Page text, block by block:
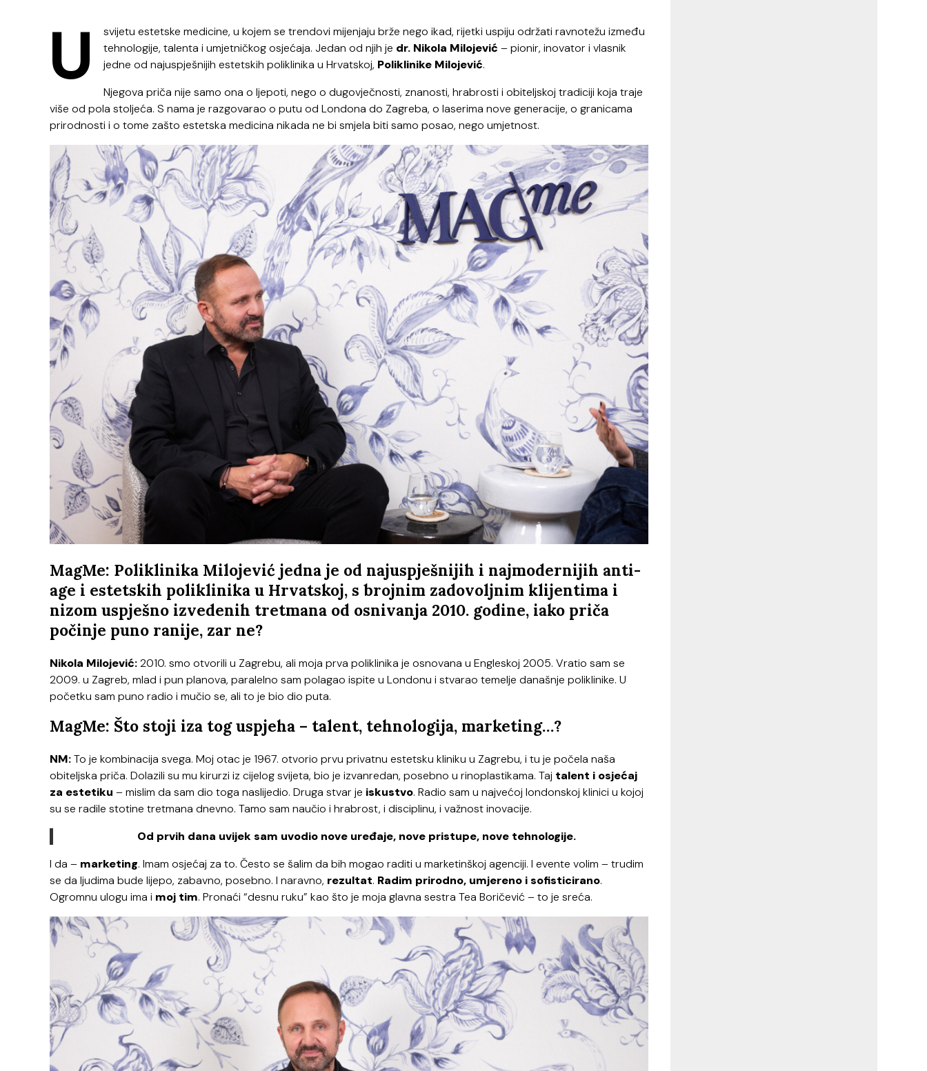
U
svijetu estetske medicine, u kojem se trendovi mijenjaju brže nego ikad, rijetki uspiju održati ravnotežu između
tehnologije, talenta i umjetničkog osjećaja. Jedan od njih je dr. Nikola Milojević – pionir, inovator i vlasnik
jedne od najuspješnijih estetskih poliklinika u Hrvatskoj, Poliklinike Milojević.
Njegova priča nije samo ona o ljepoti, nego o dugovječnosti, znanosti, hrabrosti i obiteljskoj tradiciji koja traje
više od pola stoljeća. S nama je razgovarao o putu od Londona do Zagreba, o laserima nove generacije, o granicama
prirodnosti i o tome zašto estetska medicina nikada ne bi smjela biti samo posao, nego umjetnost.
MagMe: Poliklinika Milojević jedna je od najuspješnijih i najmodernijih anti-
age i estetskih poliklinika u Hrvatskoj, s brojnim zadovoljnim klijentima i
nizom uspješno izvedenih tretmana od osnivanja 2010. godine, iako priča
počinje puno ranije, zar ne?
Nikola Milojević:2010. smo otvorili u Zagrebu, ali moja prva poliklinika je osnovana u Engleskoj 2005. Vratio sam se
2009. u Zagreb, mlad i pun planova, paralelno sam polagao ispite u Londonu i stvarao temelje današnje poliklinike. U
početku sam puno radio i mučio se, ali to je bio dio puta.
MagMe: Što stoji iza tog uspjeha – talent, tehnologija, marketing…?
NM:To je kombinacija svega. Moj otac je 1967. otvorio prvu privatnu estetsku kliniku u Zagrebu, i tu je počela naša
obiteljska priča. Dolazili su mu kirurzi iz cijelog svijeta, bio je izvanredan, posebno u rinoplastikama. Taj talent i osjećaj
za estetiku – mislim da sam dio toga naslijedio. Druga stvar je iskustvo. Radio sam u najvećoj londonskoj klinici u kojoj
su se radile stotine tretmana dnevno. Tamo sam naučio i hrabrost, i disciplinu, i važnost inovacije.
Od prvih dana uvijek sam uvodio nove uređaje, nove pristupe, nove tehnologije.
I da – marketing. Imam osjećaj za to. Često se šalim da bih mogao raditi u marketinškoj agenciji. I evente volim – trudim
se da ljudima bude lijepo, zabavno, posebno. I naravno, rezultat. Radim prirodno, umjereno i sofisticirano.
Ogromnu ulogu ima i moj tim. Pronaći “desnu ruku” kao što je moja glavna sestra Tea Boričević – to je sreća.